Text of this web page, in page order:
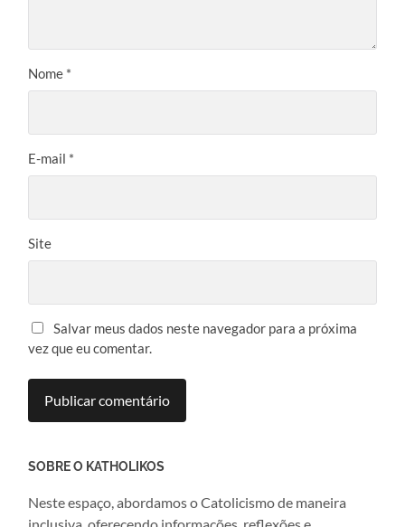
Nome *
E-mail *
Site
Salvar meus dados neste navegador para a próxima
vez que eu comentar.
SOBRE O KATHOLIKOS
Neste espaço, abordamos o Catolicismo de maneira